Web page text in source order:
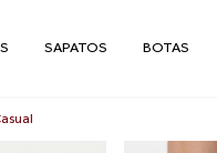
SAPATOS BOTAS